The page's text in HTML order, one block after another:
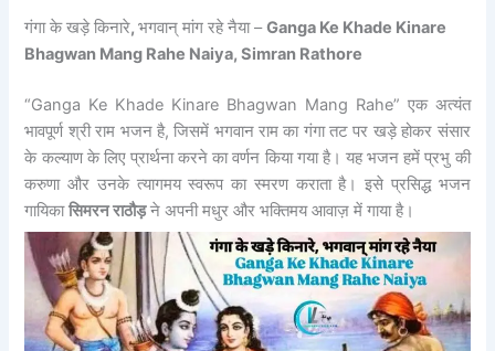
गंगा के खड़े किनारे,भगवान् मांग रहे नैया –Ganga Ke Khade Kinare
Bhagwan Mang Rahe Naiya, Simran Rathore
“Ganga Ke Khade Kinare Bhagwan Mang Rahe” एक अत्यंत
भावपूर्ण श्री राम भजन है, जिसमें भगवान राम का गंगा तट पर खड़े होकर संसार
के कल्याण के लिए प्रार्थना करने का वर्णन किया गया है। यह भजन हमें प्रभु की
करुणा और उनके त्यागमय स्वरूप का स्मरण कराता है। इसे प्रसिद्ध भजन
गायिकासिमरन राठौड़ने अपनी मधुर और भक्तिमय आवाज़ में गाया है।